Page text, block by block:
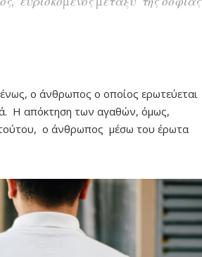
ο άνθρωπος ο οποίος ερωτεύεται
Η απόκτηση των αγαθών, όμως,
τούτου, ο άνθρωπος μέσω του έρωτα